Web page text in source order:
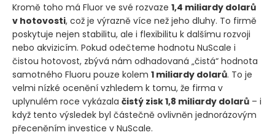
Kromě toho má Fluor ve své rozvaze 1,4 miliardy dolarů
v hotovosti, což je výrazně více než jeho dluhy. To firmě
poskytuje nejen stabilitu, ale i flexibilitu k dalšímu rozvoji
nebo akvizicím. Pokud odečteme hodnotu NuScale i
čistou hotovost, zbývá nám odhadovaná „čistá“ hodnota
samotného Fluoru pouze kolem 1 miliardy dolarů. To je
velmi nízké ocenění vzhledem k tomu, že firma v
uplynulém roce vykázala čistý zisk 1,8 miliardy dolarů – i
když tento výsledek byl částečně ovlivněn jednorázovým
přeceněním investice v NuScale.